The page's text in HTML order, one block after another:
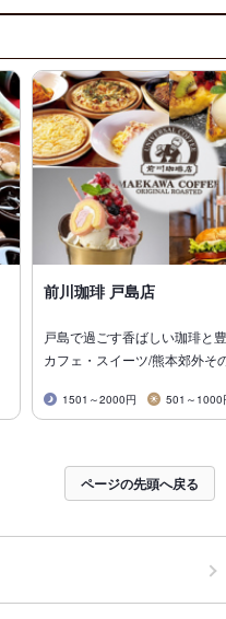
前川珈琲 戸島店
戸島で過ごす香ばしい珈琲と
カフェ・スイーツ/熊本郊外そ
1501～2000円 501～1000
ページの先頭へ戻る